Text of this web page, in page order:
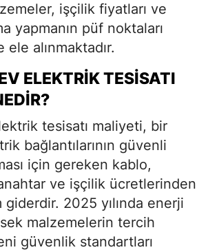
işçilik fiyatları ve
yapmanın püf noktaları
ele alınmaktadır.
ELEKTRIK TESISATI
tesisatı maliyeti, bir
bağlantılarının güvenli
için gereken kablo,
ve işçilik ücretlerinden
2025 yılında enerji
malzemelerin tercih
güvenlik standartları